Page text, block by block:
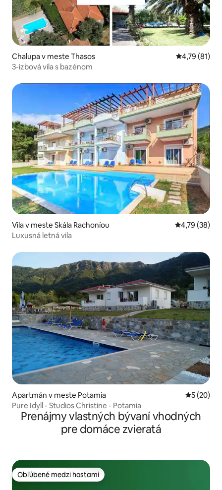
Chalupa v meste Thasos Priemerné
4,79 (81)
3-izbová vila s bazénom
Vila v meste Skála Rachoníou Priemerné
4,79 (38)
Luxusná letná vila
Apartmán v meste Potamia
5 (20)
Pure Idyll - Studios Christine - Potamia
Prenájmy vlastných bývaní vhodných
pre domáce zvieratá
Obľúbené medzi hosťami
Obľúbené medzi hosťami